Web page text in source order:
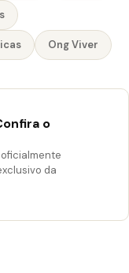
Ong Viver
o
da